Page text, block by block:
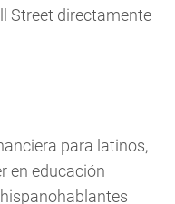
Street directamente
para latinos,
en educación